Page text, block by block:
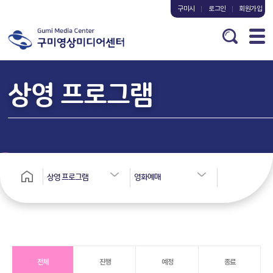
구미시 로그인 회원가입
상영 프로그램
상영 프로그램 영화예매
전체 진행 예정 종료